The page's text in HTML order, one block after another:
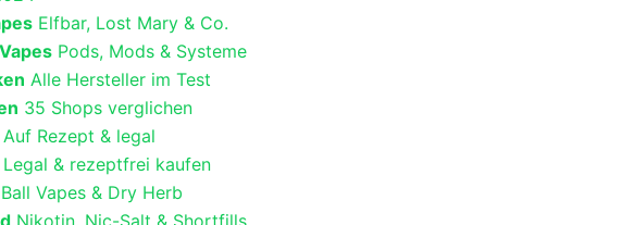
Elfbar, Lost Mary & Co.
Pods, Mods & Systeme
Alle Hersteller im Test
35 Shops verglichen
Auf Rezept & legal
Legal & rezeptfrei kaufen
Ball Vapes & Dry Herb
Nikotin, Nic-Salt & Shortfills